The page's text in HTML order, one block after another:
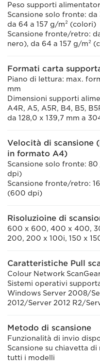
Peso supporti
Scansione solo fronte: da
da 64 a 157 g/m² (colori)
Scansione fronte/retro:
nero), da 64 a 157 g/m²
Formati carta
Piano di lettura: max.
mm
Dimensioni supporti
A4R, A5, A5R, B4, B5,
da 128,0 x 139,7 mm a
Velocità di scansione
in formato A4)
Scansione solo fronte:
dpi)
Scansione fronte/retro:
(600 dpi)
Risoluzioine di
600 x 600, 400 x 400,
200, 200 x 100i, 150 x
Caratteristiche Pull
Colour Network
Sistemi operativi
Windows Server 2008/
2012/Server 2012 R2/
Metodo di scansione
Funzionalità di invio
Scansione su chiavetta
tutti i modelli